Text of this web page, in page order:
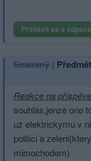
Přihlásit se a
Smazaný |
Reakce na
souhlas,jenze ono
uz elektrickymu v
politici a
mimochodem)